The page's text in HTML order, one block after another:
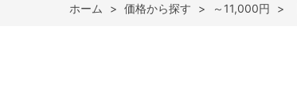
ホーム
> 価格から探す > ～11,000円 >